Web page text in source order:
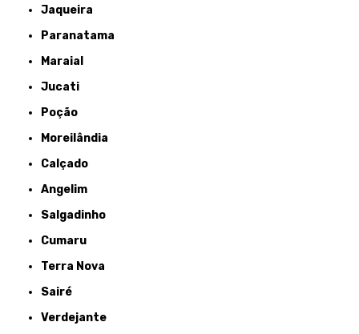
Jaqueira
Paranatama
Maraial
Jucati
Poção
Moreilândia
Calçado
Angelim
Salgadinho
Cumaru
Terra Nova
Sairé
Verdejante